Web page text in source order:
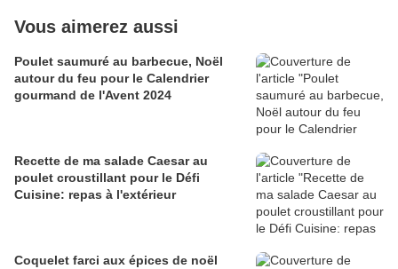
Vous aimerez aussi
Poulet saumuré au barbecue, Noël
autour du feu pour le Calendrier
gourmand de l'Avent 2024
Recette de ma salade Caesar au
poulet croustillant pour le Défi
Cuisine: repas à l'extérieur
Coquelet farci aux épices de noël